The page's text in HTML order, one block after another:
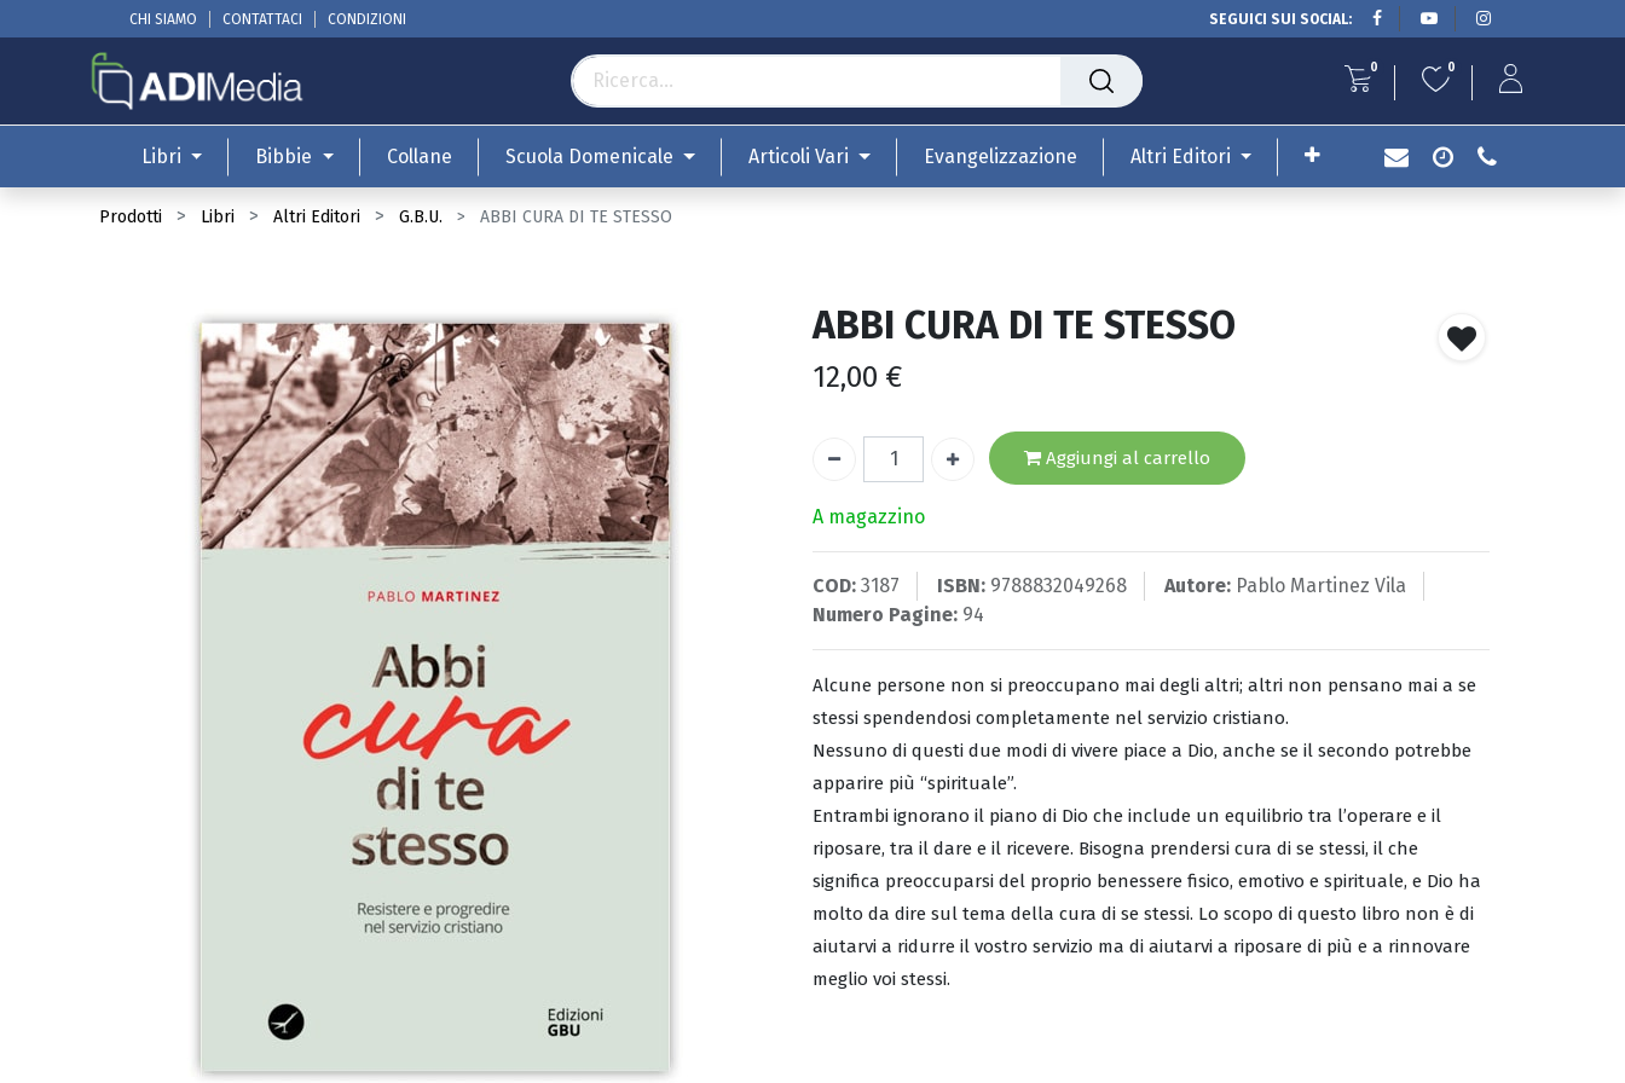
CHI SIAMO CONTATTACI CONDIZIONI SEGUICI SUI SOCIAL:
0 0
Libri Bibbie Collane Scuola Domenicale Articoli Vari Evangelizzazione Altri Editori
Prodotti Libri Altri Editori G.B.U. ABBI CURA DI TE STESSO
ABBI CURA DI TE STESSO
12,00 €
Aggiungi al carrello
A magazzino
COD: 3187 ISBN: 9788832049268 Autore: Pablo Martinez Vila
Numero Pagine: 94
Alcune persone non si preoccupano mai degli altri; altri non pensano mai a se
stessi spendendosi completamente nel servizio cristiano.
Nessuno di questi due modi di vivere piace a Dio, anche se il secondo potrebbe
apparire più “spirituale”.
Entrambi ignorano il piano di Dio che include un equilibrio tra l’operare e il
riposare, tra il dare e il ricevere. Bisogna prendersi cura di se stessi, il che
significa preoccuparsi del proprio benessere fisico, emotivo e spirituale, e Dio ha
molto da dire sul tema della cura di se stessi. Lo scopo di questo libro non è di
aiutarvi a ridurre il vostro servizio ma di aiutarvi a riposare di più e a rinnovare
meglio voi stessi.